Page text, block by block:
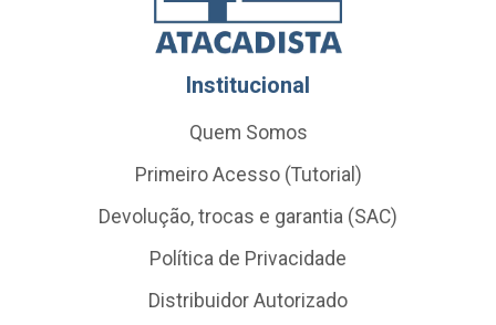
Institucional
Quem Somos
Primeiro Acesso (Tutorial)
Devolução, trocas e garantia (SAC)
Política de Privacidade
Distribuidor Autorizado